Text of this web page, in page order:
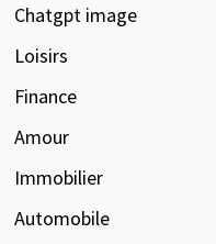
Chatgpt image
Loisirs
Finance
Amour
Immobilier
Automobile